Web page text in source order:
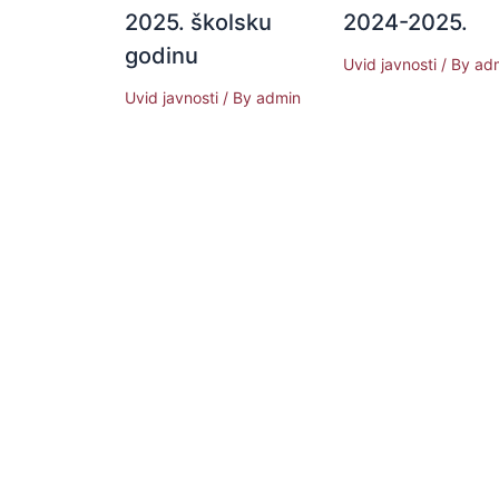
2025. školsku
godinu
Uvid javnosti / By admin
2024-2025.
Uvid javnosti / By